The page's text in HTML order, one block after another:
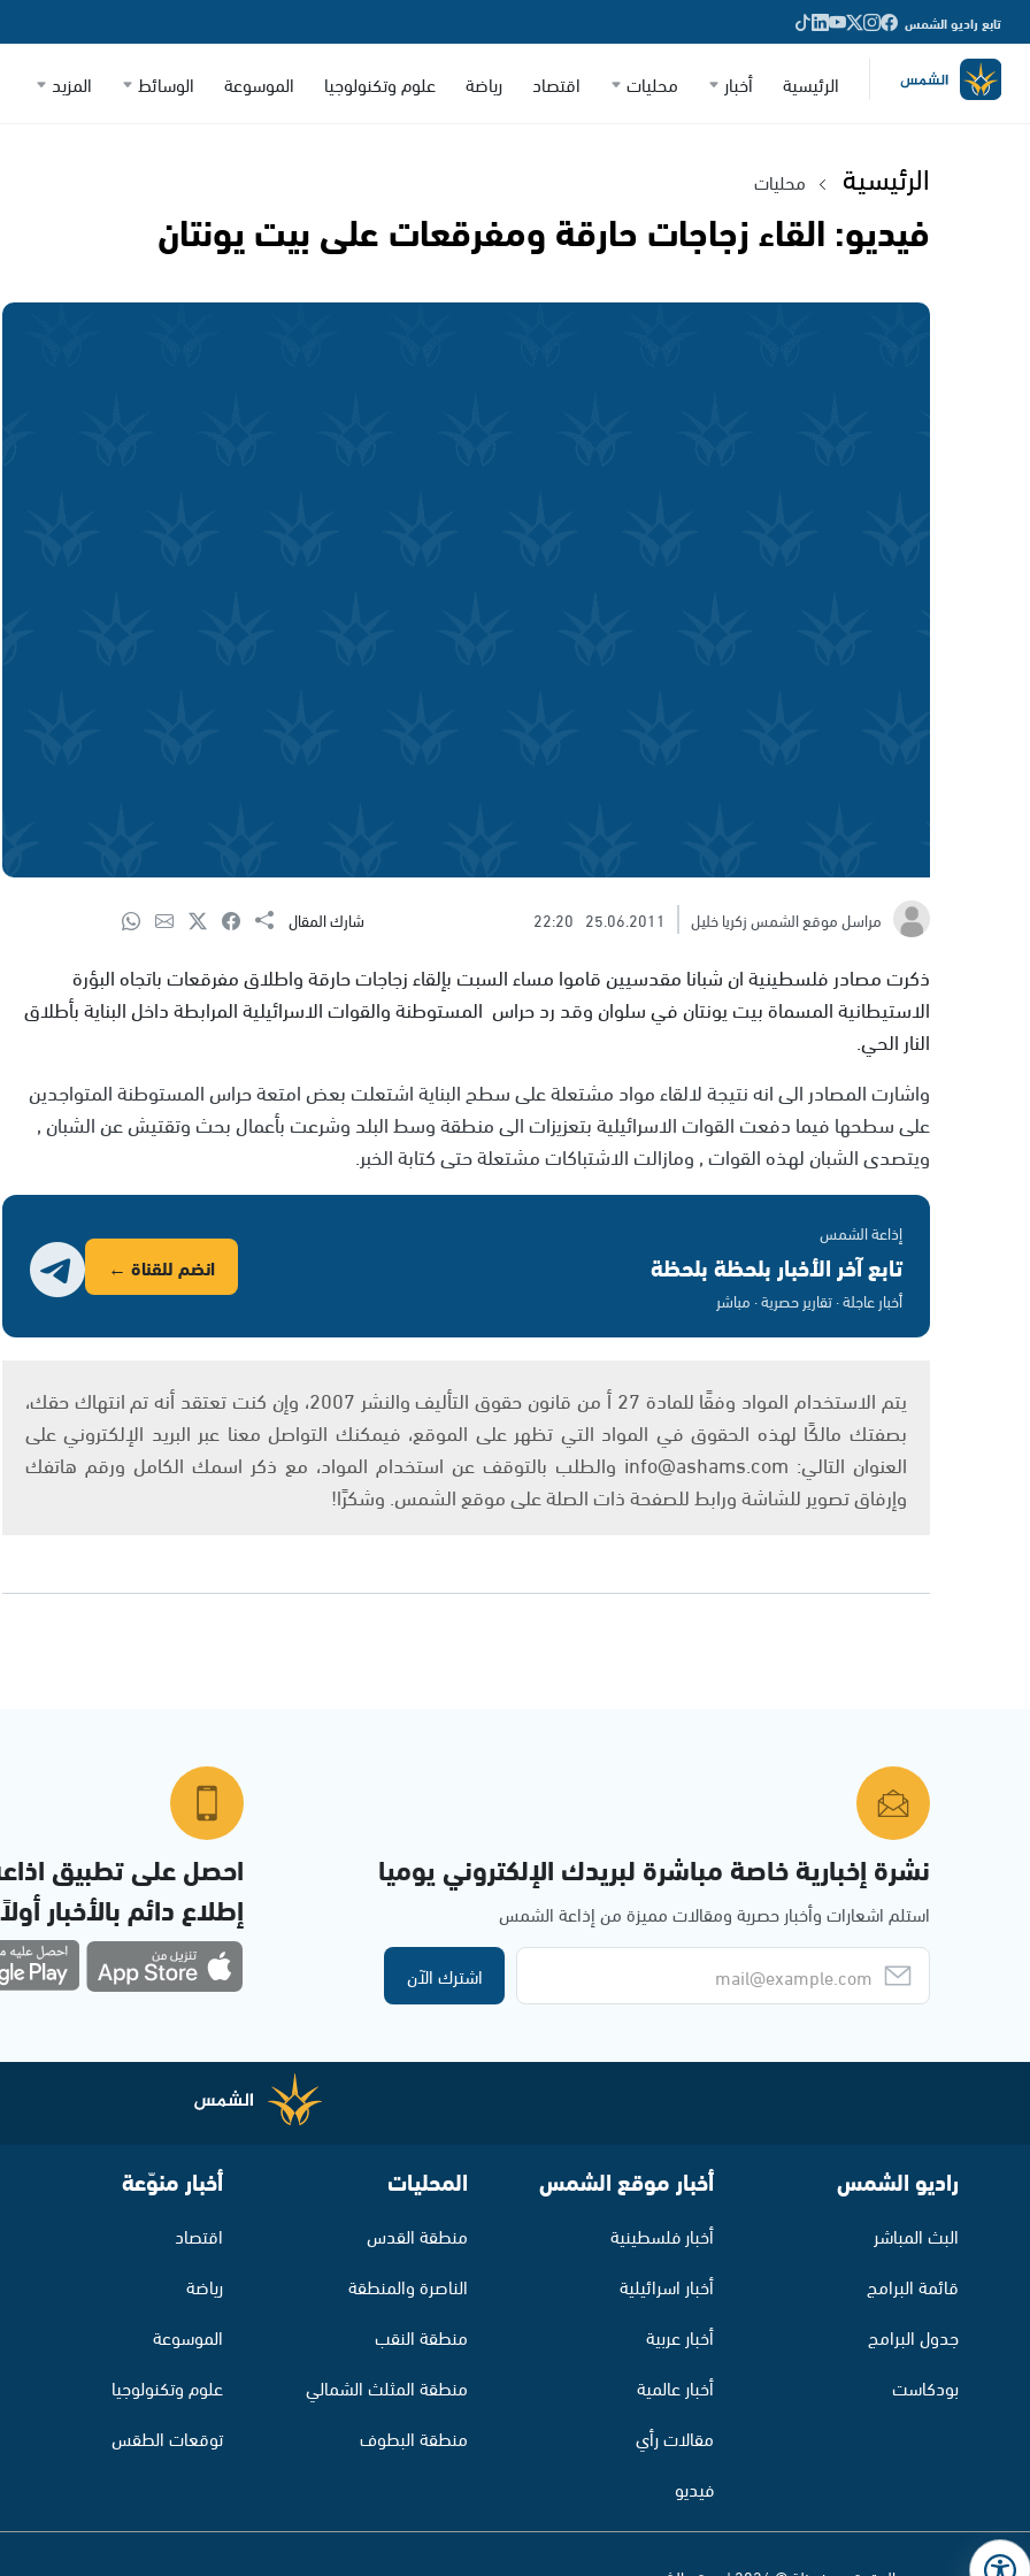
تابع راديو الشمس
الرئيسية أخبار محليات اقتصاد رياضة علوم وتكنولوجيا الموسوعة الوسائط المزيد
الرئيسية محليات
فيديو: القاء زجاجات حارقة ومفرقعات على بيت يونتان
مراسل موقع الشمس زكريا خليل 25.06.2011
22:20 شارك المقال
ذكرت مصادر فلسطينية ان شبانا مقدسيين قاموا مساء السبت بإلقاء زجاجات حارقة واطلاق مفرقعات باتجاه البؤرة
الاستيطانية المسماة بيت يونتان في سلوان وقد رد حراس المستوطنة والقوات الاسرائيلية المرابطة داخل البناية بأطلاق
النار الحي.
واشارت المصادر الى انه نتيجة لالقاء مواد مشتعلة على سطح البناية اشتعلت بعض امتعة حراس المستوطنة المتواجدين
على سطحها فيما دفعت القوات الاسرائيلية بتعزيزات الى منطقة وسط البلد وشرعت بأعمال بحث وتقتيش عن الشبان ,
ويتصدى الشبان لهذه القوات , ومازالت الاشتباكات مشتعلة حتى كتابة الخبر.
إذاعة الشمس
تابع آخر الأخبار بلحظة بلحظة
أخبار عاجلة · تقارير حصرية · مباشر
انضم للقناة ←
يتم الاستخدام المواد وفقًا للمادة 27 أ من قانون حقوق التأليف والنشر 2007، وإن كنت تعتقد أنه تم انتهاك حقك،
بصفتك مالكًا لهذه الحقوق في المواد التي تظهر على الموقع، فيمكنك التواصل معنا عبر البريد الإلكتروني على
العنوان التالي: info@ashams.com والطلب بالتوقف عن استخدام المواد، مع ذكر اسمك الكامل ورقم هاتفك
وإرفاق تصوير للشاشة ورابط للصفحة ذات الصلة على موقع الشمس. وشكرًا!
نشرة إخبارية خاصة مباشرة لبريدك الإلكتروني يوميا
استلم اشعارات وأخبار حصرية ومقالات مميزة من إذاعة الشمس
اشترك الآن
احصل على تطبيق
إطلاع دائم بالأخبار
راديو الشمس
البث المباشر
قائمة البرامج
جدول البرامج
بودكاست
أخبار موقع الشمس
أخبار فلسطينية
أخبار اسرائيلية
أخبار عربية
أخبار عالمية
مقالات رأي
فيديو
المحليات
منطقة القدس
الناصرة والمنطقة
منطقة النقب
منطقة المثلث الشمالي
منطقة البطوف
أخبار منوّعة
اقتصاد
رياضة
الموسوعة
علوم وتكنولوجيا
توقعات الطقس